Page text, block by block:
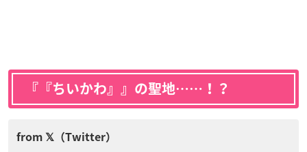
『『ちいかわ』』の聖地……！？